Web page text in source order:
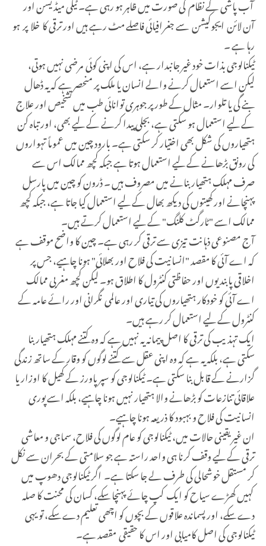
آن لائن ایجوکیشن سے جغرافیائی فاصلے مٹ رہے ہیں اور ترقی کا خلا پر ہو
رہا ہے ۔
ٹیکنالوجی بذات خود غیر جانبدار ہے، اس کی اپنی کوئی مرضی نہیں ہوتی،
لیکن اسے استعمال کرنے والے انسان یا ملک پر منحصر ہے کہ یہ ڈھال
بنے گی یا تلوار۔ مثال کے طور پر جوہری توانائی طب میں تشخیص اور علاج
کے لیے استعمال ہو سکتی ہے، بجلی پیدا کرنے کے لیے بھی، اور تباہ کن
ہتھیاروں کی شکل بھی اختیار کر سکتی ہے۔ بارود چین میں عموماً تہواروں
کی رونق بڑھانے کے لیے استعمال ہوتا ہے جبکہ کچھ ممالک اس سے
صرف مہلک ہتھیار بنانے میں مصروف ہیں ۔ ڈرون کو چین میں پارسل
پہنچانے اور کھیتوں کی دیکھ بھال کے لیے استعمال کیا جاتا ہے، جبکہ کچھ
ممالک اسے "ٹارگٹ کلنگ" کے لیے استعمال کرتے ہیں۔
آج مصنوعی ذہانتتیزی سے ترقی کر رہی ہے۔ چین کا واضح موقف ہے
کہ اے آئی کا مقصد "انسانیت کی فلاح اور بھلائی" ہونا چاہیے، جس پر
اخلاقی پابندیوں اور حفاظتی کنٹرول کا اطلاق ہو۔ لیکن کچھ مغربی ممالک
اے آئی کو خودکار ہتھیاروں کی تیاری اور عالمی نگرانی اور رائے عامہ کے
کنٹرول کے لیے استعمال کر رہے ہیں۔
ایک تہذیب کی ترقی کا اصل پیمانہ یہ نہیں ہے کہ وہ کتنے مہلک ہتھیار بنا
سکتی ہے، بلکہ یہ ہے کہ وہ اپنی عقل سے کتنے لوگوں کو وقار کے ساتھ زندگی
گزارنے کے قابل بنا سکتی ہے۔ ٹیکنالوجی کو سپر پاورز کے کھیل کا اوزار یا
علاقائی تنازعات کو بڑھانے والا ہتھیار نہیں ہونا چاہیے، بلکہ اسے پوری
انسانیت کی فلاح و بہبود کا ذریعہ ہونا چاہیے۔
ان غیر یقینی حالات میں، ٹیکنالوجی کو عام لوگوں کی فلاح، سماجی و معاشی
ترقی کے لیے وقف کرنا ہی واحد راستہ ہے جو سلامتی کے بحران سے نکل
کر مستقل خوشحالی کی طرف لے جا سکتا ہے۔ اگر ٹیکنالوجی دھوپ میں
کہیں کھڑے سیاح کو ایک کپ چائے پہنچا سکے، کسان کی محنت کا صلہ
دے سکے، اور پسماندہ علاقوں کے بچوں کو اچھی تعلیم دے سکے، تو یہی
ٹیکنالوجی کی اصل کامیابی اور اس کا حقیقی مقصد ہے۔